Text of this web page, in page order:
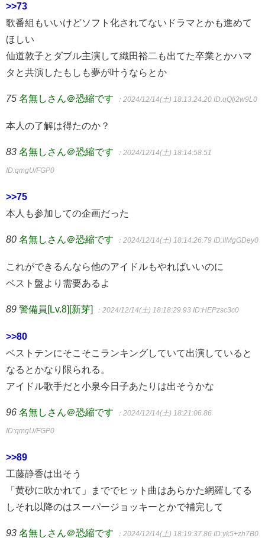
>>73
歌番組もいいけどソフト化されてないドラマとかも進めて
ほしい
仙道敦子とダブル主演して織田裕二も出てた卒業とかハマ
タと共演したもしも夢が叶うならとか
75 名無しさん＠恐縮です ：2024/12/14(土) 18:13:24.20 ID:qQlj2w9L0
本人の了解は得たのか？
83 名無しさん＠恐縮です ：2024/12/14(土) 18:14:58.51
ID:qmgU/FGP0
>>75
本人も参加しての企画だった
80 名無しさん＠恐縮です ：2024/12/14(土) 18:14:26.79 ID:IIMgGDey0
これができるんなら他のアイドルもやればいいのに
ベスト盤より需要あるよ
89 警備員[Lv.8][新芽] ：2024/12/14(土) 18:18:29.93 ID:HEPzsc3c0
>>80
ベストテンにそこそこランキングしていて出演していると
なるとかなり限られる。
アイドル歌手だと小泉今日子あたりは出そうかな
96 名無しさん＠恐縮です ：2024/12/14(土) 18:21:06.86
ID:qmgU/FGP0
>>89
工藤静香は出そう
「黄砂に吹かれて」まででヒット曲はあらかた網羅してる
しそれ以降のはスーパージョッキーとかで補完して
93 名無しさん＠恐縮です ：2024/12/14(土) 18:19:37.86 ID:yk5+zh7B0